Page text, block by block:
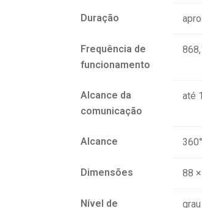
Duração
Frequência de
funcionamento
Alcance da
comunicação
até
Alcance
Dimensões 88
Nível de